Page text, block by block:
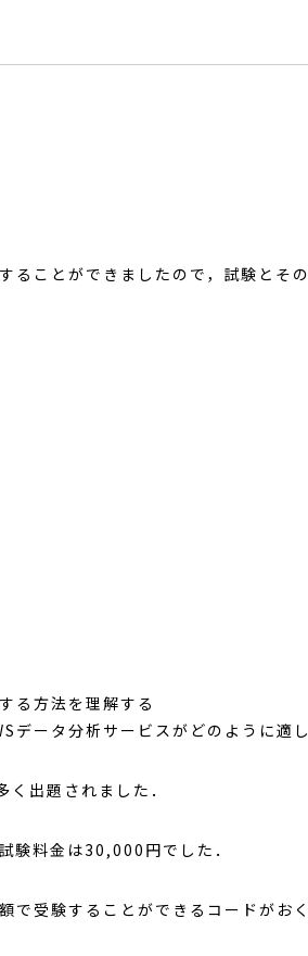
ることができましたので，試験とそ
る方法を理解する
ータ分析サービスがどのように適
出題されました．
験料金は30,000円でした．
で受験することができるコードがお